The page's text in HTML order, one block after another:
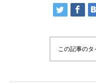
この記事の